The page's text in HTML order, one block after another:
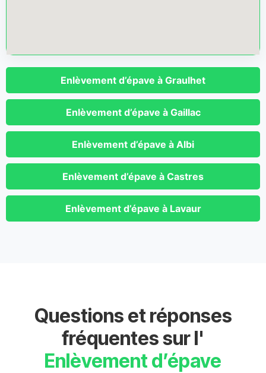
Enlèvement d’épave à Graulhet
Enlèvement d’épave à Gaillac
Enlèvement d’épave à Albi
Enlèvement d’épave à Castres
Enlèvement d’épave à Lavaur
Questions et réponses
fréquentes sur l'
Enlèvement d’épave